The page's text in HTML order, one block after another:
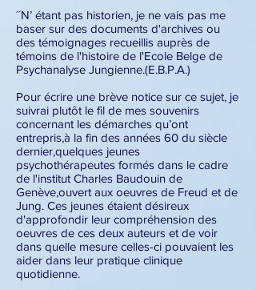
´´N’ étant pas historien, je ne vais pas me
baser sur des documents d'archives ou
des témoignages recueillis auprès de
témoins de l'histoire de l'Ecole Belge de
Psychanalyse Jungienne.(E.B.P.A.)
Pour écrire une brève notice sur ce sujet, je
suivrai plutôt le fil de mes souvenirs
concernant les démarches qu’ont
entrepris,à la fin des années 60 du siècle
dernier,quelques jeunes
psychothérapeutes formés dans le cadre
de l'institut Charles Baudouin de
Genève,ouvert aux oeuvres de Freud et de
Jung. Ces jeunes étaient désireux
d'approfondir leur compréhension des
oeuvres de ces deux auteurs et de voir
dans quelle mesure celles-ci pouvaient les
aider dans leur pratique clinique
quotidienne.